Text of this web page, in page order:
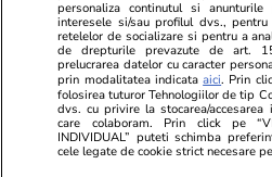
Intervenții ale
din Sibiu: parapantist
copac și copil de 10 ani
munți
personaliza continutul si
interesele si/sau profilul dvs.,
retelelor de socializare si pentru a
de drepturile prevazute de art.
prelucrarea datelor cu caracter
prin modalitatea indicataaici. Prin
folosirea tuturor Tehnologiilor de tip
dvs. cu privire la stocarea/
care colaboram. Prin click pe
INDIVIDUAL” puteti schimba
cele legate de cookie strict necesare